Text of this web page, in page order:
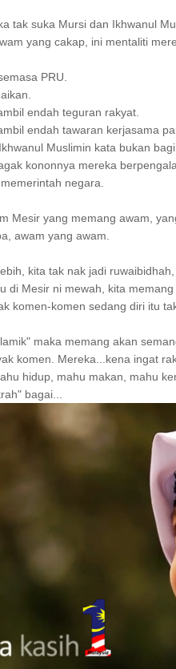
tak suka Mursi dan Ikhwanul
yang cakap, ini mentaliti
PRU.
endah teguran rakyat.
endah tawaran kerjasama
Muslimin kata bukan
kononnya mereka
negara.
Mesir yang memang awam,
awam yang awam.
kita tak nak jadi
di Mesir ni mewah, kita
komen-komen sedang diri itu
maka memang akan
komen. Mereka...kena ingat
hidup, mahu makan, mahu
bagai...